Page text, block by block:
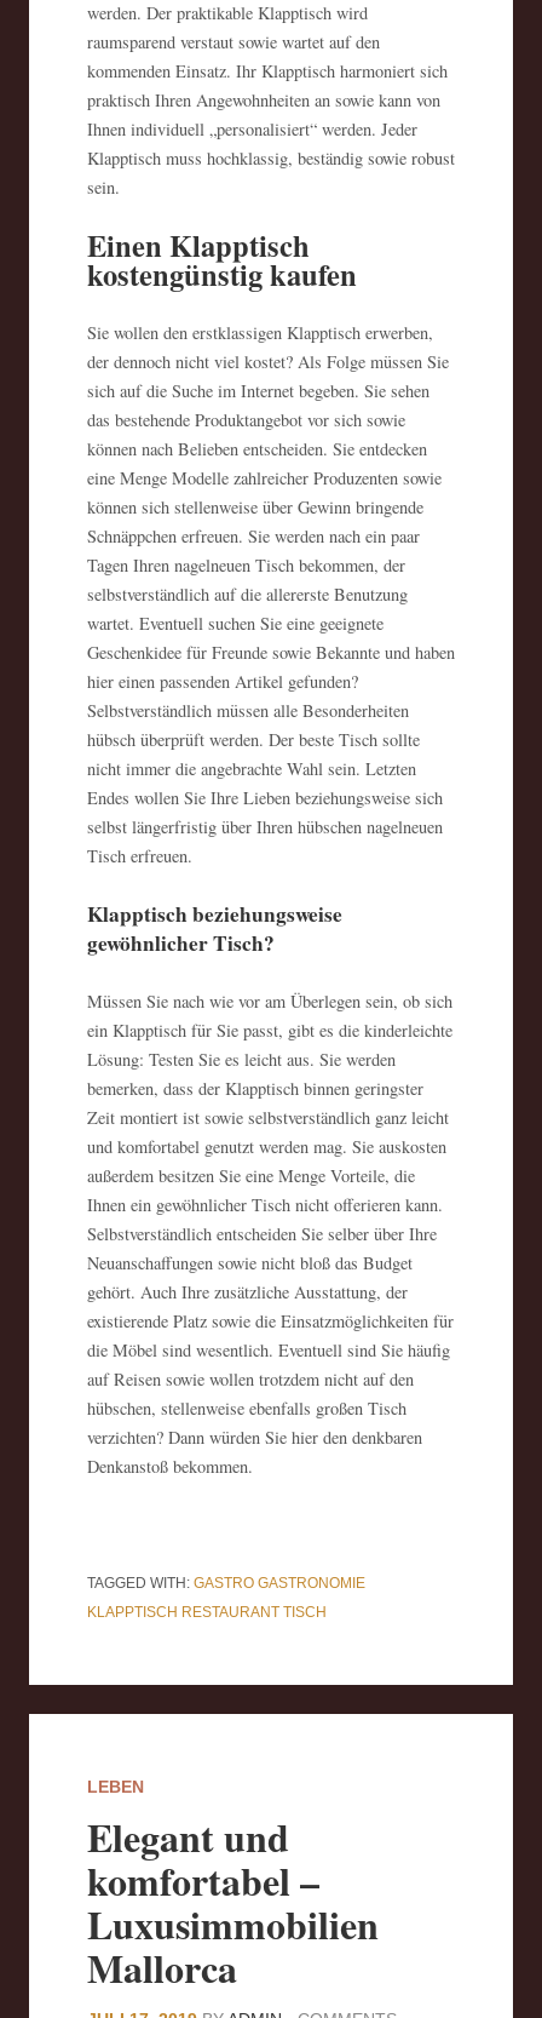
werden. Der praktikable Klapptisch wird
raumsparend verstaut sowie wartet auf den
kommenden Einsatz. Ihr Klapptisch harmoniert sich
praktisch Ihren Angewohnheiten an sowie kann von
Ihnen individuell „personalisiert“ werden. Jeder
Klapptisch muss hochklassig, beständig sowie robust
sein.
Einen Klapptisch
kostengünstig kaufen
Sie wollen den erstklassigen Klapptisch erwerben,
der dennoch nicht viel kostet? Als Folge müssen Sie
sich auf die Suche im Internet begeben. Sie sehen
das bestehende Produktangebot vor sich sowie
können nach Belieben entscheiden. Sie entdecken
eine Menge Modelle zahlreicher Produzenten sowie
können sich stellenweise über Gewinn bringende
Schnäppchen erfreuen. Sie werden nach ein paar
Tagen Ihren nagelneuen Tisch bekommen, der
selbstverständlich auf die allererste Benutzung
wartet. Eventuell suchen Sie eine geeignete
Geschenkidee für Freunde sowie Bekannte und haben
hier einen passenden Artikel gefunden?
Selbstverständlich müssen alle Besonderheiten
hübsch überprüft werden. Der beste Tisch sollte
nicht immer die angebrachte Wahl sein. Letzten
Endes wollen Sie Ihre Lieben beziehungsweise sich
selbst längerfristig über Ihren hübschen nagelneuen
Tisch erfreuen.
Klapptisch beziehungsweise
gewöhnlicher Tisch?
Müssen Sie nach wie vor am Überlegen sein, ob sich
ein Klapptisch für Sie passt, gibt es die kinderleichte
Lösung: Testen Sie es leicht aus. Sie werden
bemerken, dass der Klapptisch binnen geringster
Zeit montiert ist sowie selbstverständlich ganz leicht
und komfortabel genutzt werden mag. Sie auskosten
außerdem besitzen Sie eine Menge Vorteile, die
Ihnen ein gewöhnlicher Tisch nicht offerieren kann.
Selbstverständlich entscheiden Sie selber über Ihre
Neuanschaffungen sowie nicht bloß das Budget
gehört. Auch Ihre zusätzliche Ausstattung, der
existierende Platz sowie die Einsatzmöglichkeiten für
die Möbel sind wesentlich. Eventuell sind Sie häufig
auf Reisen sowie wollen trotzdem nicht auf den
hübschen, stellenweise ebenfalls großen Tisch
verzichten? Dann würden Sie hier den denkbaren
Denkanstoß bekommen.
TAGGED WITH: GASTRO GASTRONOMIE
KLAPPTISCH RESTAURANT TISCH
LEBEN
Elegant und
komfortabel –
Luxusimmobilien
Mallorca